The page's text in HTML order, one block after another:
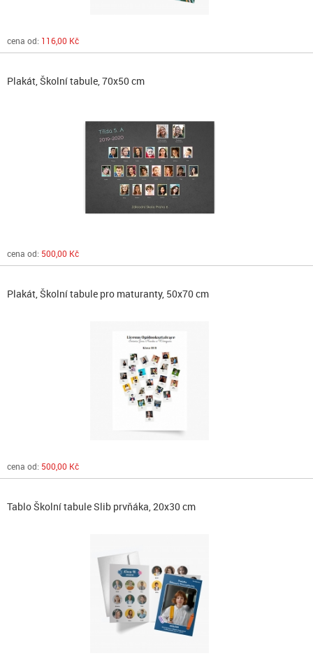
cena od: 116,00 Kč
Plakát, Školní tabule, 70x50 cm
cena od: 500,00 Kč
Plakát, Školní tabule pro maturanty, 50x70 cm
cena od: 500,00 Kč
Tablo Školní tabule Slib prvňáka, 20x30 cm